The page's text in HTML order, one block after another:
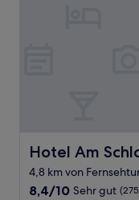
Hotel Am
Hotel Am Schloß
4,8 km von
8.4
8,4/10 Sehr gut